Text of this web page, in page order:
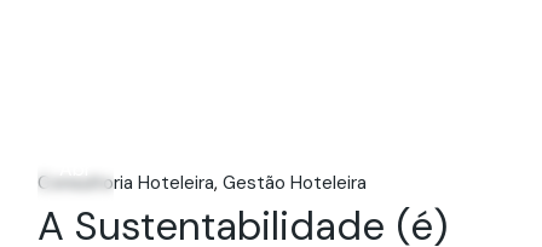
Consultoria Hoteleira Gestão Hoteleira
A Sustentabilidade (é)